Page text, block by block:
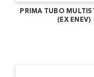
PRIMA TUBO
(EX